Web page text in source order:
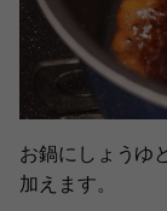
お鍋にしょうゆ
加えます。